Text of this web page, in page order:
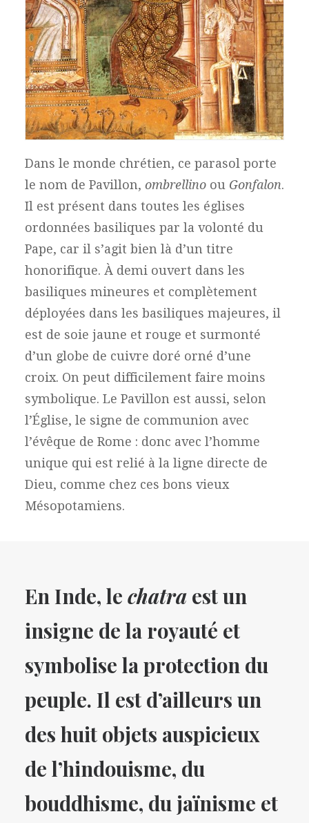
Ombrellino de la Basilique Saint-Louis à
Chicago © Coupleonquest
Dans le monde chrétien, ce parasol porte
le nom de Pavillon, ombrellino ou Gonfalon.
Il est présent dans toutes les églises
ordonnées basiliques par la volonté du
Pape, car il s’agit bien là d’un titre
honorifique. À demi ouvert dans les
basiliques mineures et complètement
déployées dans les basiliques majeures, il
est de soie jaune et rouge et surmonté
d’un globe de cuivre doré orné d’une
croix. On peut difficilement faire moins
symbolique. Le Pavillon est aussi, selon
l’Église, le signe de communion avec
l’évêque de Rome : donc avec l’homme
unique qui est relié à la ligne directe de
Dieu, comme chez ces bons vieux
Mésopotamiens.
En Inde, le chatra est un
insigne de la royauté et
symbolise la protection du
peuple. Il est d’ailleurs un
des huit objets auspicieux
de l’hindouisme, du
bouddhisme, du jaïnisme et